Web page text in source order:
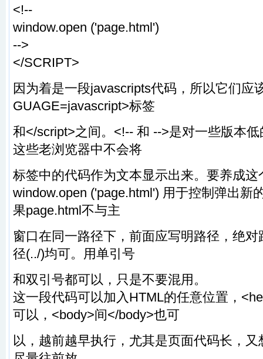
<!--
window.open ('page.html')
-->
</SCRIPT>
因为着是一段javascripts代码，所以它们应
GUAGE=javascript>标签
和</script>之间。<!-- 和 -->是对一些版本
这些老浏览器中不会将
标签中的代码作为文本显示出来。要养成这
window.open ('page.html') 用于控制弹出新
果page.html不与主
窗口在同一路径下，前面应写明路径，绝
径(../)均可。用单引号
和双引号都可以，只是不要混用。
这一段代码可以加入HTML的任意位置，
可以，<body>间</body>也可
以，越前越早执行，尤其是页面代码长，